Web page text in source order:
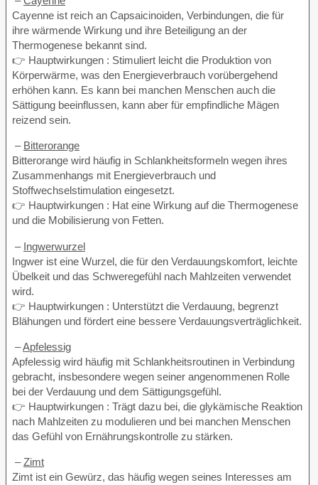
Cayenne ist reich an Capsaicinoiden, Verbindungen, die für
ihre wärmende Wirkung und ihre Beteiligung an der
Thermogenese bekannt sind.
👉 Hauptwirkungen : Stimuliert leicht die Produktion von
Körperwärme, was den Energieverbrauch vorübergehend
erhöhen kann. Es kann bei manchen Menschen auch die
Sättigung beeinflussen, kann aber für empfindliche Mägen
reizend sein.
– Bitterorange
Bitterorange wird häufig in Schlankheitsformeln wegen ihres
Zusammenhangs mit Energieverbrauch und
Stoffwechselstimulation eingesetzt.
👉 Hauptwirkungen : Hat eine Wirkung auf die Thermogenese
und die Mobilisierung von Fetten.
– Ingwerwurzel
Ingwer ist eine Wurzel, die für den Verdauungskomfort, leichte
Übelkeit und das Schweregefühl nach Mahlzeiten verwendet
wird.
👉 Hauptwirkungen : Unterstützt die Verdauung, begrenzt
Blähungen und fördert eine bessere Verdauungsverträglichkeit.
–Apfelessig
Apfelessig wird häufig mit Schlankheitsroutinen in Verbindung
gebracht, insbesondere wegen seiner angenommenen Rolle
bei der Verdauung und dem Sättigungsgefühl.
👉 Hauptwirkungen : Trägt dazu bei, die glykämische Reaktion
nach Mahlzeiten zu modulieren und bei manchen Menschen
das Gefühl von Ernährungskontrolle zu stärken.
–Zimt
Zimt ist ein Gewürz, das häufig wegen seines Interesses am